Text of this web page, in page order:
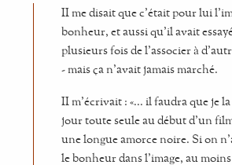
II me disait que c’était pour lui
bonheur, et aussi qu’il avait
plusieurs fois de l’associer à
- mais ça n’avait jamais marché.
II m’écrivait : «... il faudra que je
jour toute seule au début d’un
une longue amorce noire. Si on
le bonheur dans l’image, au